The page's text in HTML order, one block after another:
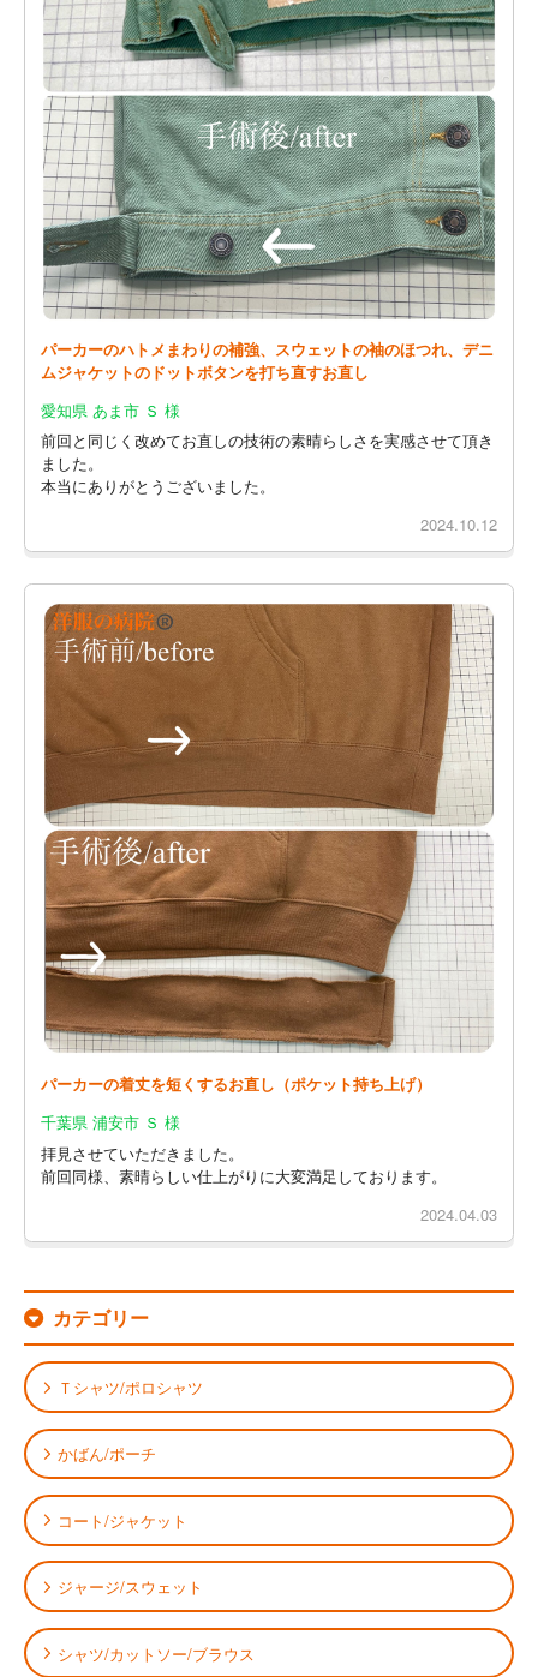
パーカーのハトメまわりの補強、スウェットの袖のほつれ、デニ
ムジャケットのドットボタンを打ち直すお直し
愛知県 あま市 Ｓ 様
前回と同じく改めてお直しの技術の素晴らしさを実感させて頂き
ました。
本当にありがとうございました。
2024.10.12
パーカーの着丈を短くするお直し（ポケット持ち上げ）
千葉県 浦安市 Ｓ 様
拝見させていただきました。
前回同様、素晴らしい仕上がりに大変満足しております。
2024.04.03
カテゴリー
Ｔシャツ/ポロシャツ
かばん/ポーチ
コート/ジャケット
ジャージ/スウェット
シャツ/カットソー/ブラウス